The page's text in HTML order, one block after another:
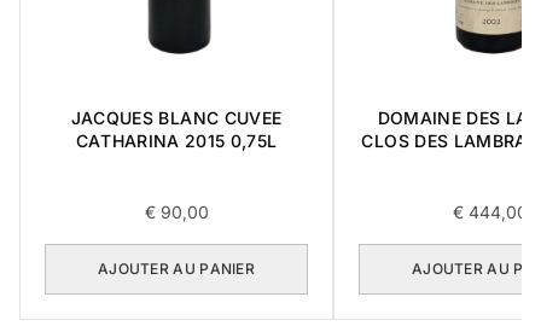
JACQUES BLANC CUVEE
CATHARINA 2015 0,75L
€90,00
AJOUTER AU PANIER
DOMAINE DES
CLOS DES
€ 444,00
AJOUTER AU